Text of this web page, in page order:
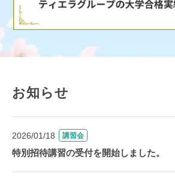
お知らせ
2026/01/18 講習会
特別招待講習の受付を開始しました。